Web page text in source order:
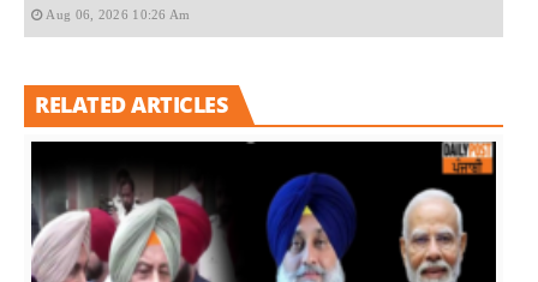
Aug 06, 2026 10:26 Am
RELATED ARTICLES